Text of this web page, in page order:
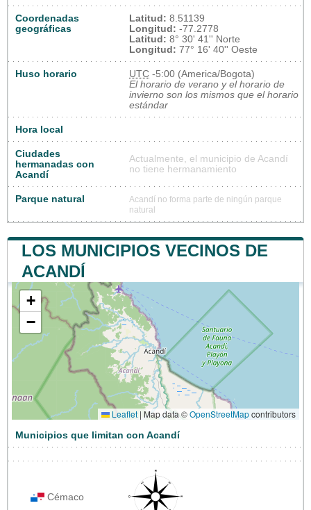
Coordenadas
geográficas
Latitud: 8.51139
Longitud: -77.2778
Latitud: 8° 30' 41'' Norte
Longitud: 77° 16' 40'' Oeste
Huso horario UTC -5:00 (America/Bogota)
El horario de verano y el horario de
invierno son los mismos que el horario
estándar
Hora local
Ciudades
hermanadas con
Acandí
Actualmente, el municipio de Acandí
no tiene hermanamiento
Parque natural
Acandí no forma parte de ningún parque
natural
LOS MUNICIPIOS VECINOS DE
ACANDÍ
+
−
Leaflet | Map data ©OpenStreetMapcontributors
Municipios que limitan con Acandí
Cémaco